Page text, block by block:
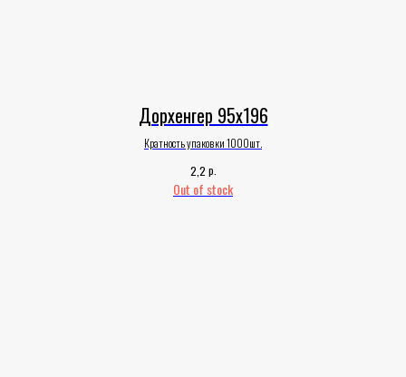
Дорхенгер 95х196
Кратность упаковки 1000шт.
2,2 р.
Out of stock